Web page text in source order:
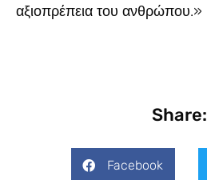
αξιοπρέπεια του ανθρώπου.»
Share:
Facebook